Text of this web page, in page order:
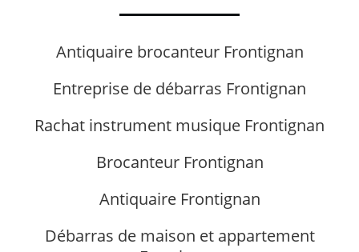
Antiquaire brocanteur Frontignan
Entreprise de débarras Frontignan
Rachat instrument musique Frontignan
Brocanteur Frontignan
Antiquaire Frontignan
Débarras de maison et appartement